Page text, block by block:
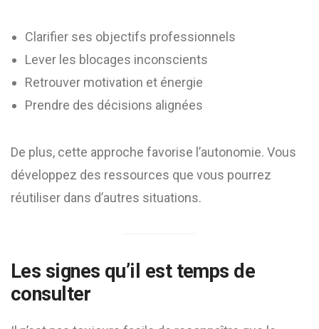
Clarifier ses objectifs professionnels
Lever les blocages inconscients
Retrouver motivation et énergie
Prendre des décisions alignées
De plus, cette approche favorise l’autonomie. Vous
développez des ressources que vous pourrez
réutiliser dans d’autres situations.
Les signes qu’il est temps de
consulter